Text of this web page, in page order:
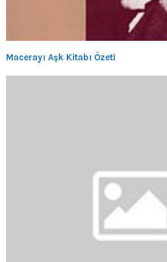
Macerayı Aşk Kitabı Özeti